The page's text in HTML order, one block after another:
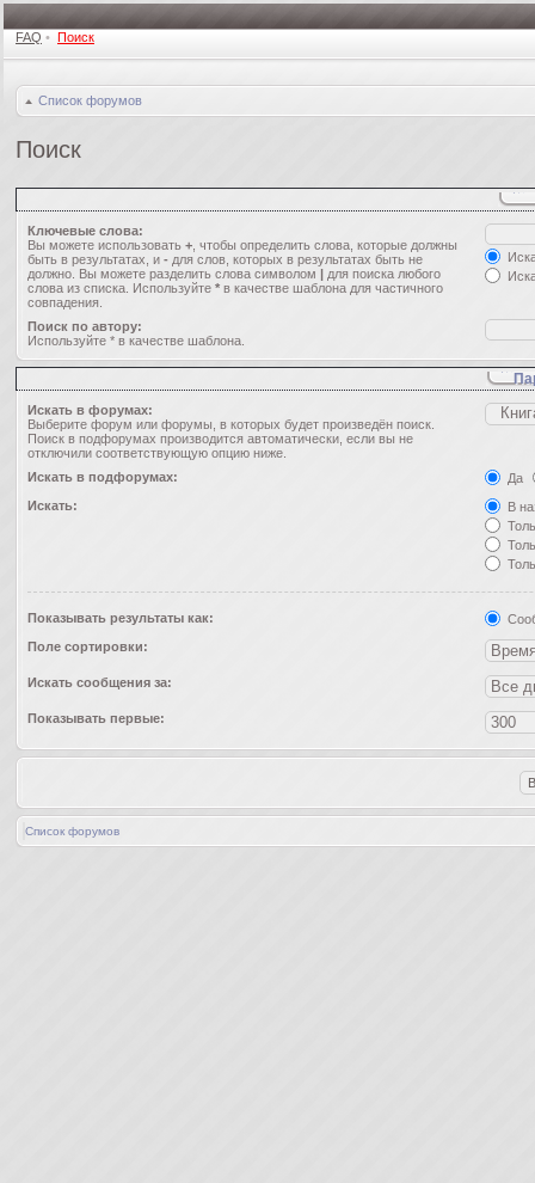
FAQ • Поиск
Список форумов
Поиск
Ключевые слова:
Вы можете использовать + , чтобы определить слова, которые должны
быть в результатах, и - для слов, которых в результатах быть не
должно. Вы можете разделить слова символом | для поиска любого
слова из списка. Используйте * в качестве шаблона для частичного
совпадения.
Поиск по автору:
Используйте * в качестве шаблона.
Искать в форумах:
Выберите форум или форумы, в которых будет произведён поиск.
Поиск в подфорумах производится автоматически, если вы не
отключили соответствующую опцию ниже.
Искать в подфорумах:
Да
Искать:
В
Показывать результаты как:
Поле сортировки:
Искать сообщения за:
Показывать первые:
Список форумов